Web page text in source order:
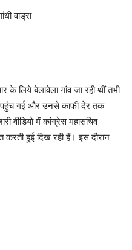
के लिये बेलावेला गांव जा रही थीं तभी
पहुंच गई और उनसे काफी देर तक
वीडियो में कांग्रेस महासचिव
करती हुई दिख रही हैं। इस दौरान